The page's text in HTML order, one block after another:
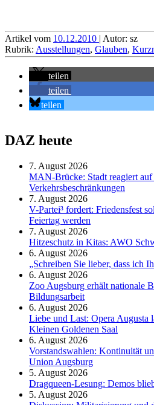
Artikel vom 10.12.2010 | Autor: sz
Rubrik: Ausstellungen, Glauben,
teilen
teilen
teilen
DAZ heute
7. August 2026
MAN-Brücke: Stadt reagiert
Verkehrsbeschränkungen
7. August 2026
V-Partei­³ fordert: Friedens­fest
Feier­tag werden
7. August 2026
Hitzeschutz in Kitas: AWO
6. August 2026
„Schreiben Sie lieber, dass ich
6. August 2026
Zoo Augsburg erhält nationale
Bildungsarbeit
6. August 2026
Liebe und Last: Opera Augusta
Kleinen Goldenen Saal
6. August 2026
Vorstandswahlen: Kontinuität
Union Augsburg
5. August 2026
Dragqueen-Lesung: Demos
5. August 2026